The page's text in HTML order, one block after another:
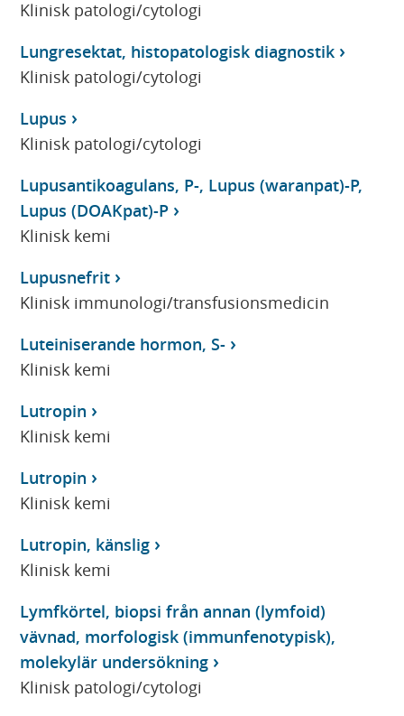
Klinisk patologi/cytologi
Lungresektat, histopatologisk diagnostik
Klinisk patologi/cytologi
Lupus
Klinisk patologi/cytologi
Lupusantikoagulans, P-, Lupus (waranpat)-P,
Lupus (DOAKpat)-P
Klinisk kemi
Lupusnefrit
Klinisk immunologi/transfusionsmedicin
Luteiniserande hormon, S-
Klinisk kemi
Lutropin
Klinisk kemi
Lutropin
Klinisk kemi
Lutropin, känslig
Klinisk kemi
Lymfkörtel, biopsi från annan (lymfoid)
vävnad, morfologisk (immunfenotypisk),
molekylär undersökning
Klinisk patologi/cytologi